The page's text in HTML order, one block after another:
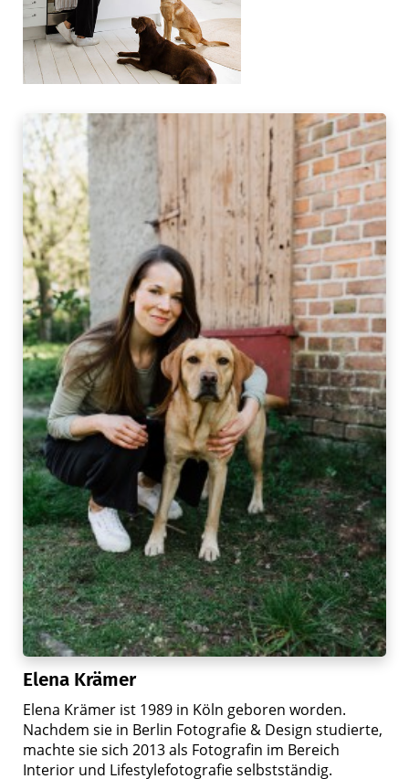
Elena Krämer
Elena Krämer ist 1989 in Köln geboren worden.
Nachdem sie in Berlin Fotografie & Design studierte,
machte sie sich 2013 als Fotografin im Bereich
Interior und Lifestylefotografie selbstständig.